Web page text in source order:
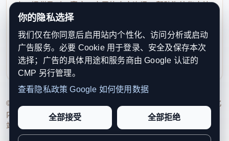
点，提供及时、真实、实用的中文资讯，帮助海外华人快
速了解欧洲动态。
contact@xinouzhou.com
服务支持、版权与合作：工作日优先处理站务、投稿与权
利通知
© 2026 新欧洲·欧洲头条. All Rights Reserved. 本网站持续优化
内容透明度、联系方式与用户权利说明，以提升品牌信任感和
站点完整度。
你的隐私选择
我们仅在你同意后启用站内个性化、访问分析或启动
广告服务。必要 Cookie 用于登录、安全及保存本次
选择；广告的具体用途和服务商由 Google 认证的
CMP 另行管理。
查看隐私政策 Google 如何使用数据
全部接受 全部拒绝